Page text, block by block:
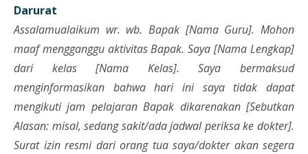
Darurat
Assalamualaikum wr. wb. Bapak [Nama Guru]. Mohon
maaf mengganggu aktivitas Bapak. Saya [Nama Lengkap]
dari kelas [Nama Kelas].
Saya bermaksud
menginformasikan bahwa hari ini saya tidak dapat
mengikuti jam pelajaran Bapak dikarenakan [Sebutkan
Alasan: misal, sedang sakit/ada jadwal periksa ke dokter].
Surat izin resmi dari orang tua saya/dokter akan segera